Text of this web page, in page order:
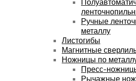
Ручные
металлу
Листогибы
Магнитные
Ножницы по
Пресс-
Рычажные